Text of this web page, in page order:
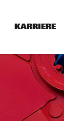
KARRIERE